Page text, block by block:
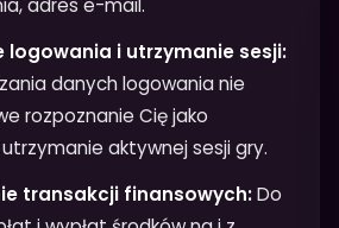
logowania i utrzymanie sesji:
danych logowania nie
rozpoznanie Cię jako
aktywnej sesji gry.
transakcji finansowych:Do